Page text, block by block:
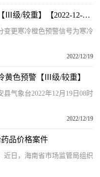
乐东县气象台发布寒冷黄色预警【Ⅲ级/较重】【2022-12-19】
变更寒冷橙色预警信号为寒冷
2022/12/19
黄色预警【Ⅲ级/较重】
气象台2022年12月19日08时
2022/12/19
品价格案件
近日，海南省市场监管局组织